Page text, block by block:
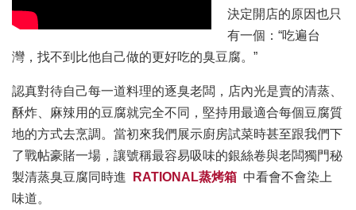
決定開店的原因也只
有一個：“吃遍台
灣，找不到比他自己做的更好吃的臭豆腐。”
認真對待自己每一道料理的逐臭老闆，店內光是賣的清蒸、
酥炸、麻辣用的豆腐就完全不同，堅持用最適合每個豆腐質
地的方式去烹調。當初來我們展示廚房試菜時甚至跟我們下
了戰帖豪賭一場，讓號稱最容易吸味的銀絲卷與老闆獨門秘
製清蒸臭豆腐同時進
RATIONAL蒸烤箱 中看會不會染上
味道。